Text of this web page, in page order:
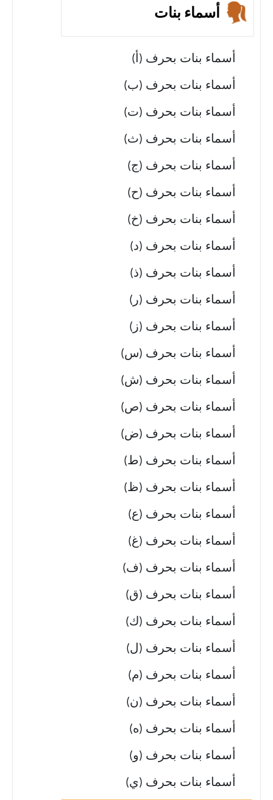
أسماء بنات
أسماء بنات بحرف (أ)
أسماء بنات بحرف (ب)
أسماء بنات بحرف (ت)
أسماء بنات بحرف (ث)
أسماء بنات بحرف (ج)
أسماء بنات بحرف (ح)
أسماء بنات بحرف (خ)
أسماء بنات بحرف (د)
أسماء بنات بحرف (ذ)
أسماء بنات بحرف (ر)
أسماء بنات بحرف (ز)
أسماء بنات بحرف (س)
أسماء بنات بحرف (ش)
أسماء بنات بحرف (ص)
أسماء بنات بحرف (ض)
أسماء بنات بحرف (ط)
أسماء بنات بحرف (ظ)
أسماء بنات بحرف (ع)
أسماء بنات بحرف (غ)
أسماء بنات بحرف (ف)
أسماء بنات بحرف (ق)
أسماء بنات بحرف (ك)
أسماء بنات بحرف (ل)
أسماء بنات بحرف (م)
أسماء بنات بحرف (ن)
أسماء بنات بحرف (ه)
أسماء بنات بحرف (و)
أسماء بنات بحرف (ي)